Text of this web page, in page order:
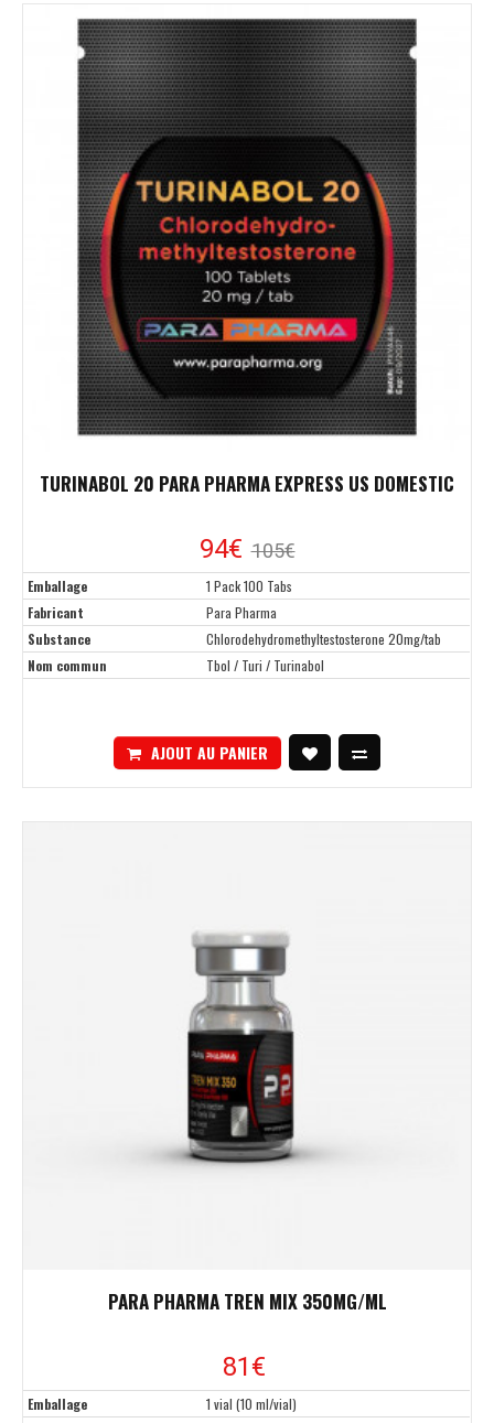
TURINABOL 20 PARA PHARMA EXPRESS US DOMESTIC
94€ 105€
Emballage
1 Pack 100 Tabs
Fabricant
Para Pharma
Substance
Chlorodehydromethyltestosterone 20mg/tab
Nom commun
Tbol / Turi / Turinabol
AJOUT AU PANIER
PARA PHARMA TREN MIX 350MG/ML
81€
Emballage
1 vial (10 ml/vial)